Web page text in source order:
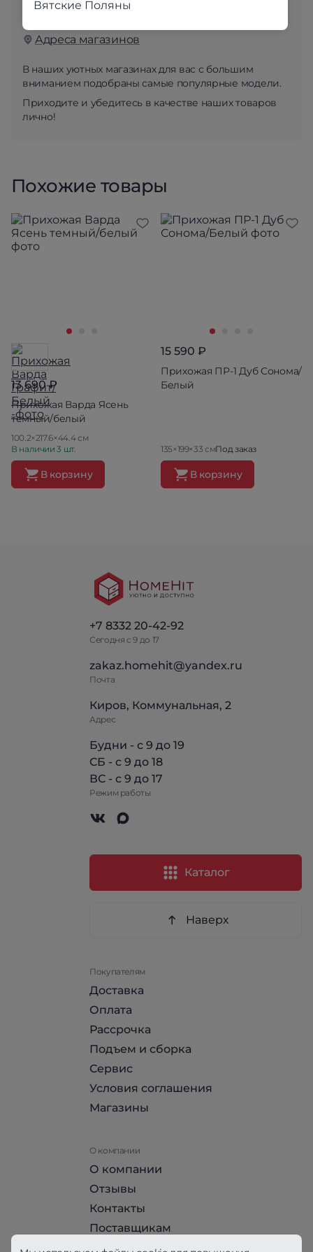
Адреса магазинов
В наших уютных магазинах для вас с большим
вниманием подобраны самые популярные модели.
Приходите и убедитесь в качестве наших товаров
лично!
Похожие товары
13 690 ₽
Прихожая Варда Ясень
темный/белый
100.2×217.6×44.4 см
В наличии 3 шт.
В корзину
15 590 ₽
Прихожая ПР-1 Дуб Сонома/
Белый
135×199×33 смПод заказ
В корзину
Вятские Поляны
+7 8332 20-42-92
Сегодня с 9 до 17
zakaz.homehit@yandex.ru
Почта
Киров, Коммунальная, 2
Адрес
Будни - с 9 до 19
СБ - с 9 до 18
ВС - с 9 до 17
Режим работы
Каталог
Наверх
Покупателям
Доставка
Оплата
Рассрочка
Подъем и сборка
Сервис
Условия соглашения
Магазины
О компании
О компании
Отзывы
Контакты
Поставщикам
Стать партнером HomeHit